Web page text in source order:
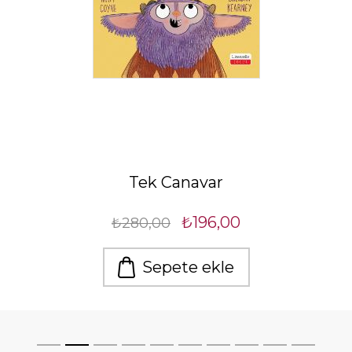
Tek Canavar
₺280,00 ₺196,00
Sepete ekle